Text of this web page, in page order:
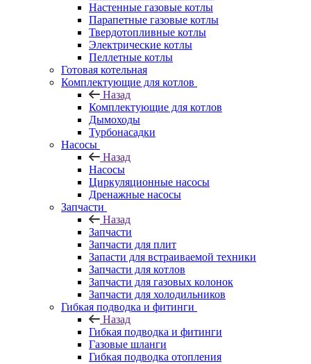
Настенные газовые котлы
Парапетные газовые котлы
Твердотопливные котлы
Электрические котлы
Пеллетные котлы
Готовая котельная
Комплектующие для котлов
Назад
Комплектующие для котлов
Дымоходы
Турбонасадки
Насосы
Назад
Насосы
Циркуляционные насосы
Дренажные насосы
Запчасти
Назад
Запчасти
Запчасти для плит
Запасти для встраиваемой техники
Запчасти для котлов
Запчасти для газовых колонок
Запчасти для холодильников
Гибкая подводка и фитинги
Назад
Гибкая подводка и фитинги
Газовые шланги
Гибкая подводка отопления